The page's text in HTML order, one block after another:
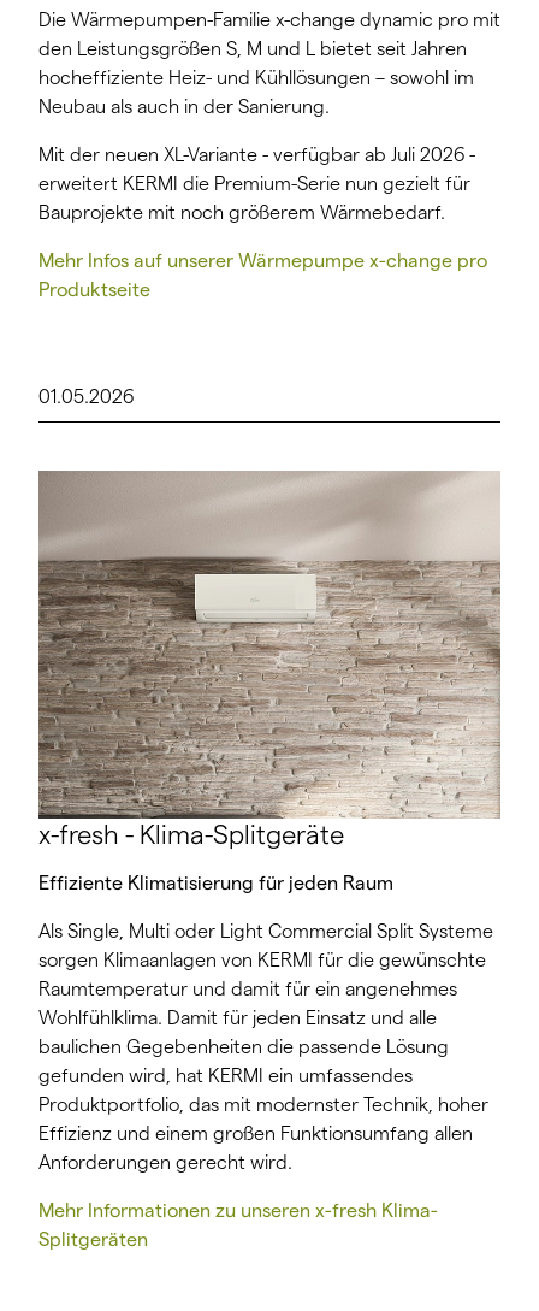
Die Wärmepumpen-Familie x-change dynamic pro mit
den Leistungsgrößen S, M und L bietet seit Jahren
hocheffiziente Heiz- und Kühllösungen – sowohl im
Neubau als auch in der Sanierung.
Mit der neuen XL-Variante - verfügbar ab Juli 2026 -
erweitert KERMI die Premium-Serie nun gezielt für
Bauprojekte mit noch größerem Wärmebedarf.
Mehr Infos auf unserer Wärmepumpe x-change pro
Produktseite
01.05.2026
x-fresh - Klima-Splitgeräte
Effiziente Klimatisierung für jeden Raum
Als Single, Multi oder Light Commercial Split Systeme
sorgen Klimaanlagen von KERMI für die gewünschte
Raumtemperatur und damit für ein angenehmes
Wohlfühlklima. Damit für jeden Einsatz und alle
baulichen Gegebenheiten die passende Lösung
gefunden wird, hat KERMI ein umfassendes
Produktportfolio, das mit modernster Technik, hoher
Effizienz und einem großen Funktionsumfang allen
Anforderungen gerecht wird.
Mehr Informationen zu unseren x-fresh Klima-
Splitgeräten